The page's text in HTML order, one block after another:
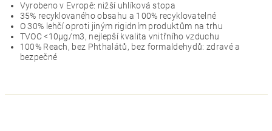
Vyrobeno v Evropě: nižší uhlíková stopa
35% recyklovaného obsahu a 100% recyklovatelné
O 30% lehčí oproti jiným rigidním produktům na trhu
TVOC <10µg/m3, nejlepší kvalita vnitřního vzduchu
100% Reach, bez Phthalátů, bez formaldehydů: zdravé a
bezpečné